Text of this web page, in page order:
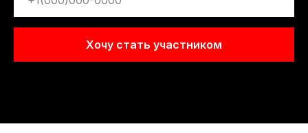
Хочу стать участником